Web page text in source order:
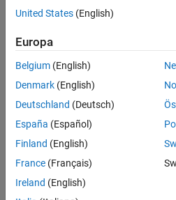
United States (English)
Europa
Belgium (English)
Denmark (English)
Deutschland (Deutsch)
España (Español)
Finland (English)
France (Français)
Ireland (English)
Centro de confianza
Marcas
Política de privacidad
Antipiratería
Información de contacto
© 1994-2026 The MathWorks, Inc.